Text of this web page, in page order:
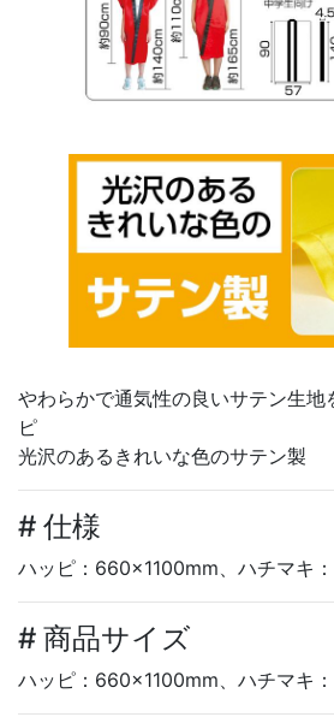
やわらかで通気性の良いサテン生地
ピ
光沢のあるきれいな色のサテン製
# 仕様
ハッピ：660×1100mm、ハチマキ
# 商品サイズ
ハッピ：660×1100mm、ハチマキ